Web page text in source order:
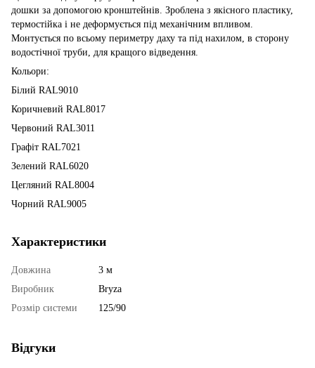
дошки за допомогою кронштейнів. Зроблена з якісного пластику,
термостійка і не деформується під механічним впливом.
Монтується по всьому периметру даху та під нахилом, в сторону
водостічної труби, для кращого відведення.
Кольори:
Білий RAL9010
Коричневий RAL8017
Червоний RAL3011
Графіт RAL7021
Зелений RAL6020
Цегляний RAL8004
Чорний RAL9005
Характеристики
Довжина
3 м
Виробник
Bryza
Розмір системи
125/90
Відгуки